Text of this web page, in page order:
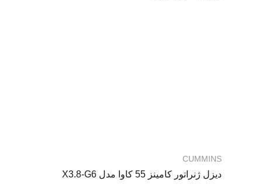
CUMMINS
دیزل ژنراتور کامینز 55 کاوا مدل X3.8-G6